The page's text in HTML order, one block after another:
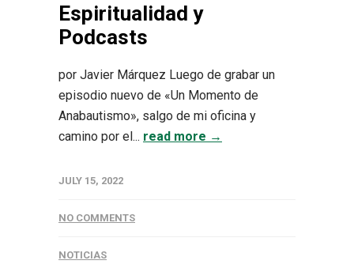
Espiritualidad y
Podcasts
por Javier Márquez Luego de grabar un
episodio nuevo de «Un Momento de
Anabautismo», salgo de mi oficina y
camino por el... read more →
JULY 15, 2022
NO COMMENTS
NOTICIAS